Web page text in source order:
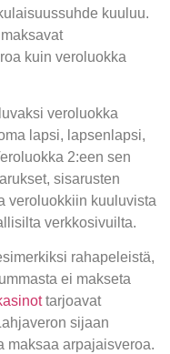
kuuluu.
kuin veroluokka
veroluokka
lapsi, lapsenlapsi,
2:een sen
sisarusten
veroluokkiin kuuluvista
verkkosivuilta.
rahapeleistä,
ei makseta
tarjoavat
sijaan
maksaa arpajaisveroa.